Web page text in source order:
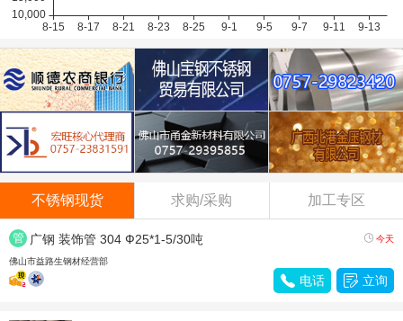
不锈钢现货 求购/采购 加工专区
管
材
广钢 装饰管 304 Ф25*1-5/30吨  今天
佛山市益路生钢材经营部
 电话  立询